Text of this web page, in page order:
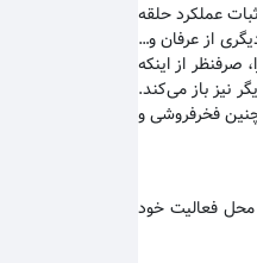
عملکرد حلقه
از عرفان و…
از اینکه
نیز باز می‌کند.
فخرفروشی و
محل فعالیت خود